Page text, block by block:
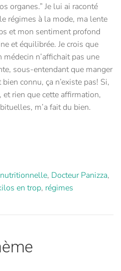
organes.” Je lui ai raconté
régimes à la mode, ma lente
et mon sentiment profond
et équilibrée. Je crois que
médecin n’affichait pas une
sous-entendant que manger
connu, ça n’existe pas! Si,
et rien que cette affirmation,
m’a fait du bien.
, Docteur Panizza,
en trop, régimes